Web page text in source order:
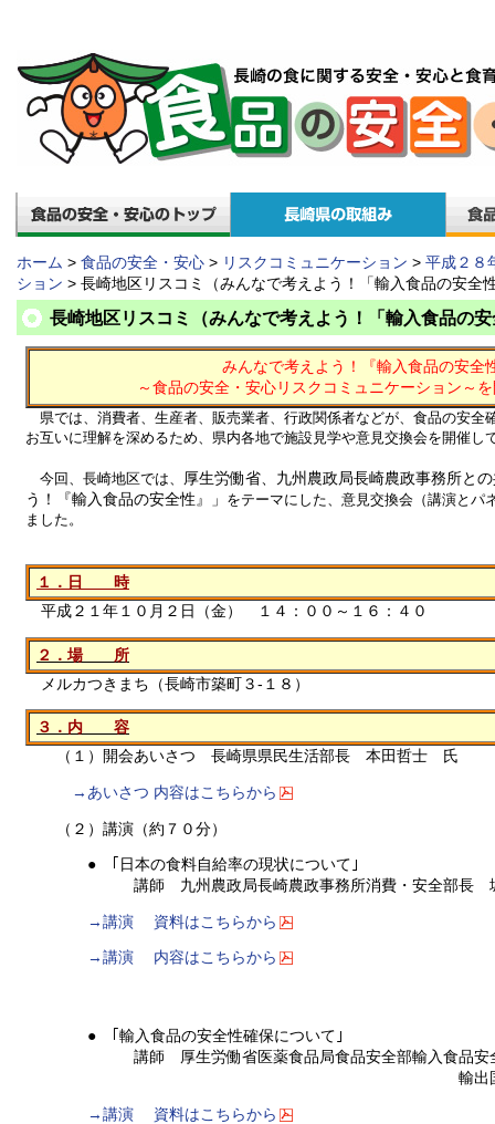
ホーム > 食品の安全・安心 > リスクコミュニケーション > 平成２８
ション > 長崎地区リスコミ（みんなで考えよう！「輸入食品の安全
長崎地区リスコミ（みんなで考えよう！「輸入食品の
みんなで考えよう！『輸入食品の安全
～食品の安全・安心リスクコミュニケーション～
県では、消費者、生産者、販売業者、行政関係者などが、食品の安全
お互いに理解を深めるため、県内各地で施設見学や意見交換会を開催し
今回、長崎地区では、 厚生労働省、九州農政局長崎農政事務所と
う！『輸入食品の安全性』」 をテーマにした、意見交換会（講演とパ
ました。
１．日 時
平成２１年１０月２日（金） １４：００～１６：４０
２．場 所
メルカつきまち（長崎市築町３-１８）
３．内 容
（１）開会あいさつ 長崎県県民生活部長 本田哲士 氏
→あいさつ 内容はこちらから
（２）講演（約７０分）
● ｢日本の食料自給率の現状について｣
講師 九州農政局長崎農政事務所消費・安全部長
→講演 資料はこちらから
→講演 内容はこちらから
● ｢輸入食品の安全性確保について｣
講師 厚生労働省医薬食品局食品安全部輸入食品安
輸出国査察専門官 近
→講演 資料はこちらから